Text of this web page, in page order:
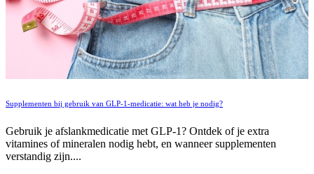
Supplementen bij gebruik van GLP-1-medicatie: wat heb je nodig?
Gebruik je afslankmedicatie met GLP-1? Ontdek of je extra
vitamines of mineralen nodig hebt, en wanneer supplementen
verstandig zijn....